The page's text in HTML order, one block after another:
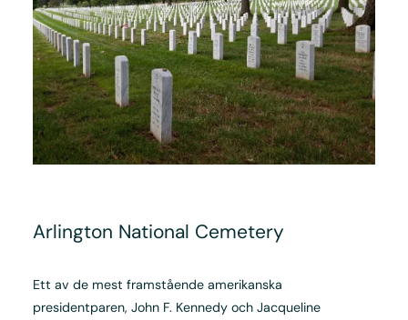
Arlington National Cemetery
Ett av de mest framstående amerikanska
presidentparen, John F. Kennedy och Jacqueline